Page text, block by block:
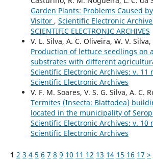
Garden Plants: Problems Caused
Visitor , Scientific Electronic
SCIENTIFIC ELECTRONIC ARCHIVES
V. L. Silva, A. C. Oliveira, W. V. Silva,
Production of lettuce seedlings on
substrates with different
Scientific Electronic Archives: v. 11
Scientific Electronic Archives
V. F. M. Soares, V. S. G. Silva, A. C.
Termites (Insecta: Blattodea)
located in the municipality of
Scientific Electronic Archives: v. 10
Scientific Electronic Archives
1 2 3 4 5 6 7 8 9 10 11 12 13 14 15 16 17 >